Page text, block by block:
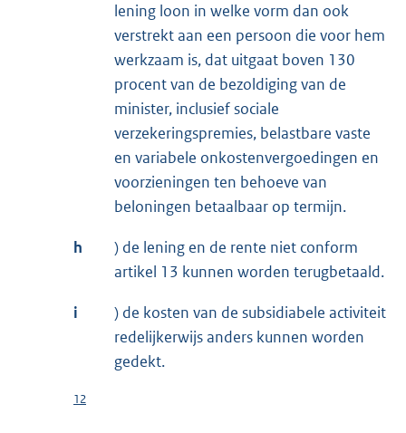
lening loon in welke vorm dan ook
verstrekt aan een persoon die voor hem
werkzaam is, dat uitgaat boven 130
procent van de bezoldiging van de
minister, inclusief sociale
verzekeringspremies, belastbare vaste
en variabele onkostenvergoedingen en
voorzieningen ten behoeve van
beloningen betaalbaar op termijn.
h
) de lening en de rente niet conform
artikel 13 kunnen worden terugbetaald.
i
) de kosten van de subsidiabele activiteit
redelijkerwijs anders kunnen worden
gedekt.
12